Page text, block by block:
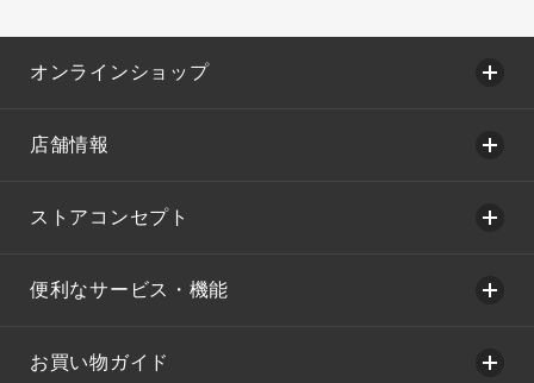
オンラインショップ
店舗情報
ストアコンセプト
便利なサービス・機能
お買い物ガイド